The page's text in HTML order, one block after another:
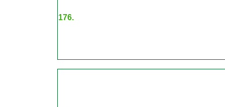
176.